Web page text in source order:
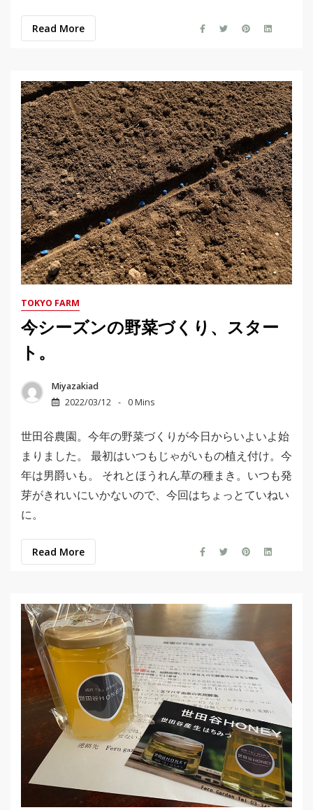
Read More
TOKYO FARM
今シーズンの野菜づくり、スター
ト。
Miyazakiad
2022/03/12
0 Mins
世田谷農園。今年の野菜づくりが今日からいよいよ始
まりました。 最初はいつもじゃがいもの植え付け。今
年は男爵いも。 それとほうれん草の種まき。いつも発
芽がきれいにいかないので、今回はちょっとていねい
に。
Read More